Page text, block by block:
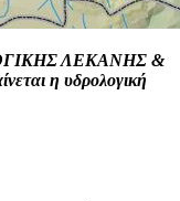
ΛΕΚΑΝΗΣ &
η υδρολογική